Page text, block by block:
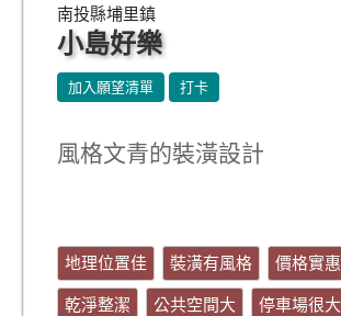
南投縣埔里鎮
小島好樂
加入願望清單 打卡
風格文青的裝潢設計
地理位置佳 裝潢有風格
價格實惠
乾淨整潔
公共空間大
停車場很大